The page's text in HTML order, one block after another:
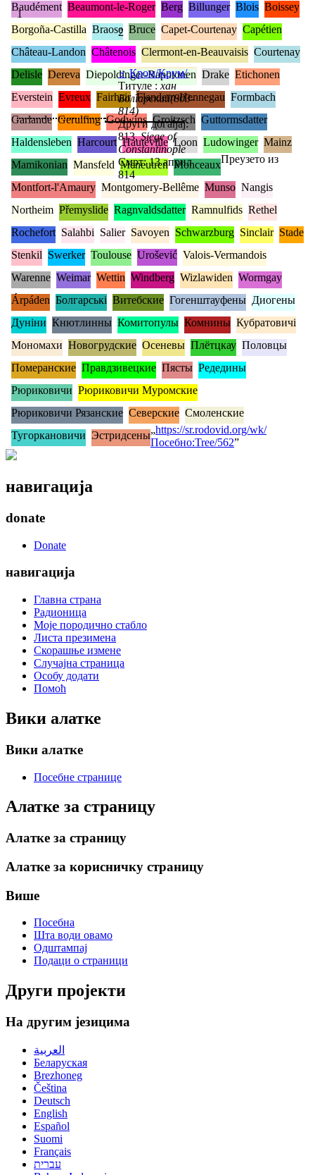
1
2
♂ Кром/Крум/
Титуле :хан
Болгарский(803-
814)
Други догађај:
813,Siege of
Constantinople
Смрт: 13 април
814
Baudément Beaumont-le-Roger Berg Billunger Blois Boissey
Borgoña-Castilla Braose Bruce Capet-Courtenay Capétien
Château-Landon Châtenois Clermont-en-Beauvaisis Courtenay
Delisle Dereva Diepoldinger-Rapotonen Drake Etichonen
Everstein Evreux Fairhair Flandern-Hennegau Formbach
Garlande Gerulfing Godwins Groitzsch Guttormsdatter
Haldensleben Harcourt Hauteville Loon Ludowinger Mainz
Mamikonian Mansfeld Meneutren Monceaux
Montfort-l'Amaury Montgomery-Bellême Munso Nangis
Northeim Přemyslide Ragnvaldsdatter Ramnulfids Rethel
Rochefort Salahbi Salier Savoyen Schwarzburg Sinclair Stade
Stenkil Swerker Toulouse Urošević Valois-Vermandois
Warenne Weimar Wettin Windberg Wizlawiden Wormgay
Árpáden Болгарські Витебские Гогенштауфены Диогены
Дуніни Кнютлинны Комитопулы Комнины Кубратовичі
Мономахи Новогрудские Осеневы Плётцкау Половцы
Померанские Правдзивецкие Пясты Редедины
Рюриковичи Рюриковичи Муромские
Рюриковичи Рязанские Северские Смоленские
Тугоркановичи Эстридсены
Преузето из
„https://sr.rodovid.org/wk/
Посебно:Tree/562”
навигација
donate
Donate
навигација
Главна страна
Радионица
Моје породично стабло
Листа презимена
Скорашње измене
Случајна страница
Особу додати
Помоћ
Вики алатке
Вики алатке
Посебне странице
Алатке за страницу
Алатке за страницу
Алатке за корисничку страницу
Више
Посебна
Шта води овамо
Одштампај
Подаци о страници
Други пројекти
На другим језицима
العربية
Беларуская
Brezhoneg
Čeština
Deutsch
English
Español
Suomi
Français
עברית